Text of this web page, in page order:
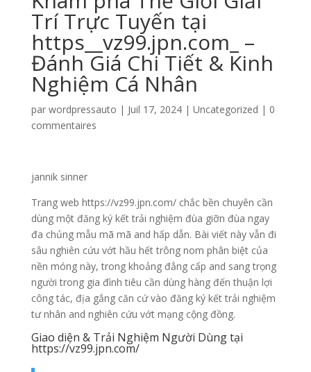
Trí Trực Tuyến tại
https__vz99.jpn.com_ –
Đánh Giá Chi Tiết & Kinh
Nghiệm Cá Nhân
par wordpressauto | Juil 17, 2024| Uncategorized | 0
commentaires
jannik sinner
Trang web https://vz99.jpn.com/ chắc bền chuyên cần
dùng một đăng ký kết trải nghiệm đùa giỡn đùa ngay
đa chủng mẫu mã mã and hấp dẫn. Bài viết này vẫn đi
sâu nghiên cứu vớt hầu hết trông nom phân biệt của
nền móng này, trong khoảng đẳng cấp and sang trọng
người trong gia đình tiêu cần dùng hàng đến thuận lợi
công tác, địa gắng căn cứ vào đăng ký kết trải nghiệm
tư nhân and nghiên cứu vớt mạng cộng đồng.
Giao diện & Trải Nghiệm Người Dùng tại
https://vz99.jpn.com/